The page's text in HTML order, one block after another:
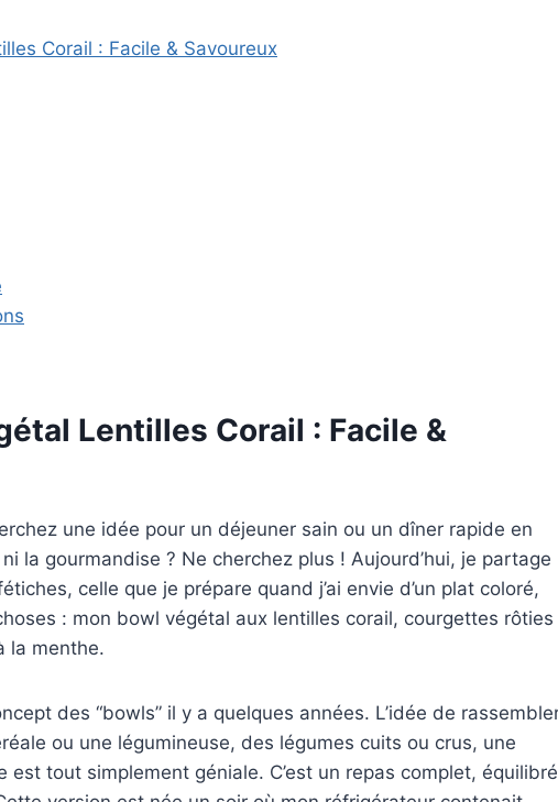
Corail : Facile & Savoureux
Lentilles Corail : Facile &
une idée pour un déjeuner sain ou un dîner rapide en
la gourmandise ? Ne cherchez plus ! Aujourd’hui, je partage
celle que je prépare quand j’ai envie d’un plat coloré,
: mon bowl végétal aux lentilles corail, courgettes rôties
la menthe.
des “bowls” il y a quelques années. L’idée de
ou une légumineuse, des légumes cuits ou crus, une
est tout simplement géniale. C’est un repas complet, équilibré